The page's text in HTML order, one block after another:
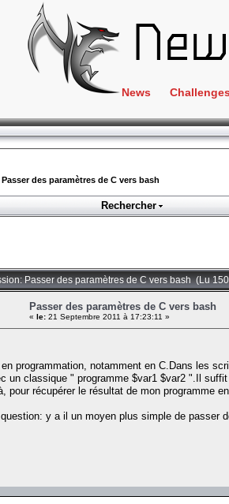
News Challenges
Passer des paramètres de C vers bash
Rechercher
Passer des paramètres de C vers bash (Lu
Passer des paramètres de C vers bash
« le: 21 Septembre 2011 à 17:23:11 »
programmation, notamment en C.Dans les
un classique " programme $var1 $var2 ".Il
pour récupérer le résultat de mon programme
y a il un moyen plus simple de passer